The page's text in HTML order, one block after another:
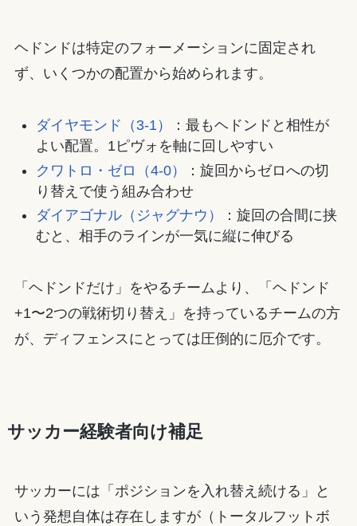
ヘドンドは特定のフォーメーションに固定され
ず、いくつかの配置から始められます。
ダイヤモンド（3-1）
：最もヘドンドと相性が
よい配置。1ピヴォを軸に回しやすい
クワトロ・ゼロ（4-0）
：旋回からゼロへの切
り替えで使う組み合わせ
ダイアゴナル（ジャグナウ）
：旋回の合間に挟
むと、相手のラインが一気に縦に伸びる
「ヘドンドだけ」をやるチームより、「ヘドンド
+1〜2つの戦術切り替え」を持っているチームの方
が、ディフェンスにとっては圧倒的に厄介です。
サッカー経験者向け補足
サッカーには「ポジションを入れ替え続ける」と
いう発想自体は存在しますが（トータルフットボ